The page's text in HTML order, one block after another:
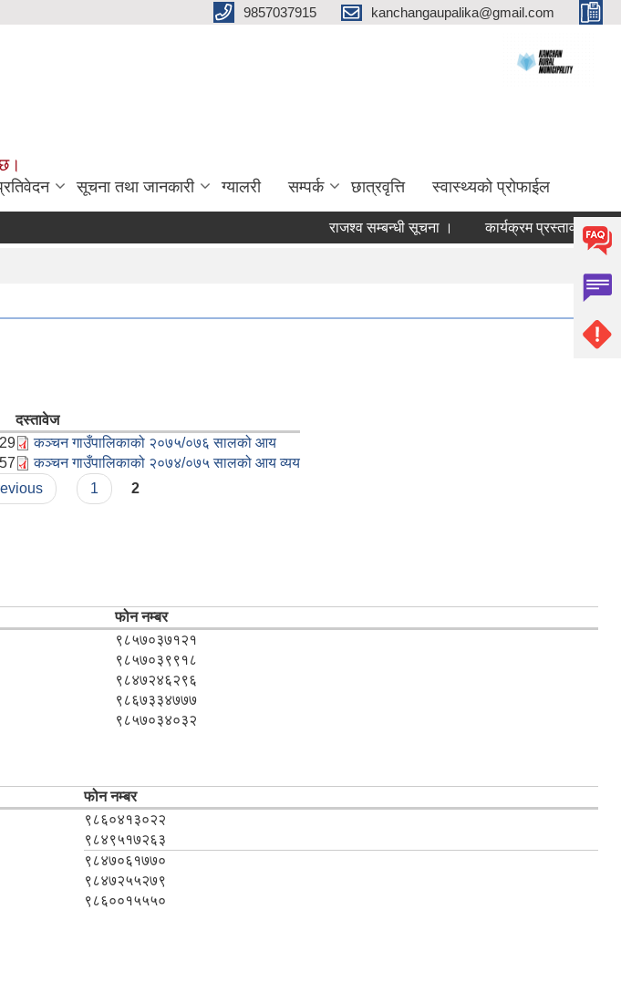
9857037915 kanchangaupalika@gmail.com
सूचना तथा जानकारी ग्यालरी सम्पर्क छात्रवृत्ति स्वास्थ्यको प्रोफाईल
राजश्व सम्बन्धी सूचना । कार्यक्रम प्रस्ताव आव्हान
दस्तावेज
कञ्चन गाउँपालिकाको २०७५/०७६ सालको आय
कञ्चन गाउँपालिकाको २०७४/०७५ सालको आय व्यय
1 2
फोन नम्बर
९८५७०३७१२१
९८५७०३९९१८
९८४७२४६२९६
९८६७३३४७७७
९८५७०३४०३२
फोन नम्बर
९८६०४१३०२२
९८४९५१७२६३
९८४७०६१७७०
९८४७२५५२७९
९८६००१५५५०